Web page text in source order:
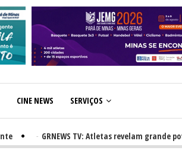
CINE NEWS SERVIÇOS
GRNEWS TV: Atletas revelam grande